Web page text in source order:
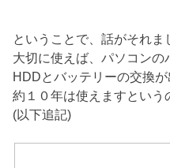
ということで、話がそれま
大切に使えば、パソコンの
HDDとバッテリーの交換
約１０年は使えますという
(以下追記)